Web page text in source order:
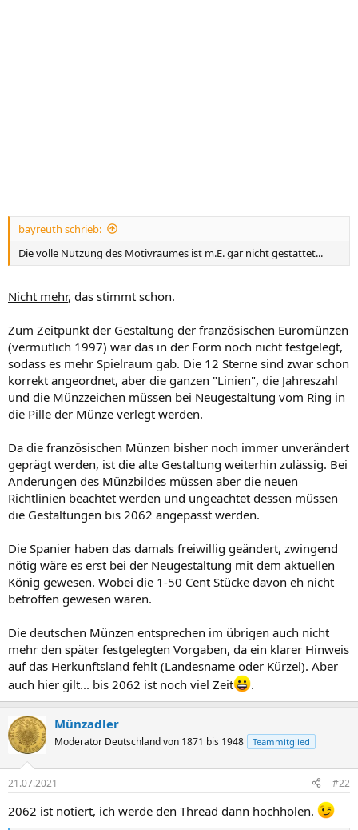
bayreuth schrieb:
Die volle Nutzung des Motivraumes ist m.E. gar nicht gestattet...
Nicht mehr, das stimmt schon.
Zum Zeitpunkt der Gestaltung der französischen Euromünzen
(vermutlich 1997) war das in der Form noch nicht festgelegt,
sodass es mehr Spielraum gab. Die 12 Sterne sind zwar schon
korrekt angeordnet, aber die ganzen "Linien", die Jahreszahl
und die Münzzeichen müssen bei Neugestaltung vom Ring in
die Pille der Münze verlegt werden.
Da die französischen Münzen bisher noch immer unverändert
geprägt werden, ist die alte Gestaltung weiterhin zulässig. Bei
Änderungen des Münzbildes müssen aber die neuen
Richtlinien beachtet werden und ungeachtet dessen müssen
die Gestaltungen bis 2062 angepasst werden.
Die Spanier haben das damals freiwillig geändert, zwingend
nötig wäre es erst bei der Neugestaltung mit dem aktuellen
König gewesen. Wobei die 1-50 Cent Stücke davon eh nicht
betroffen gewesen wären.
Die deutschen Münzen entsprechen im übrigen auch nicht
mehr den später festgelegten Vorgaben, da ein klarer Hinweis
auf das Herkunftsland fehlt (Landesname oder Kürzel). Aber
auch hier gilt... bis 2062 ist noch viel Zeit
.
Münzadler
Moderator Deutschland von 1871 bis 1948 Teammitglied
21.07.2021 #22
2062 ist notiert, ich werde den Thread dann hochholen.